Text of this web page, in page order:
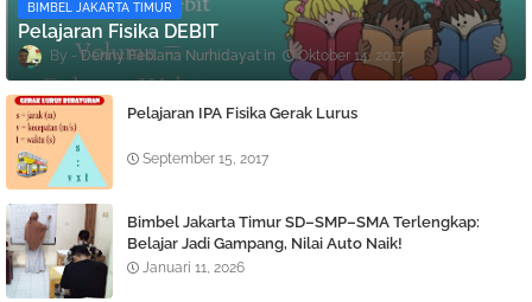
BIMBEL JAKARTA TIMUR
Pelajaran Fisika DEBIT
Denny Febiana Nurhidayat Oktober 14, 2017
Pelajaran IPA Fisika Gerak Lurus
September 15, 2017
Bimbel Jakarta Timur SD–SMP–SMA Terlengkap:
Belajar Jadi Gampang, Nilai Auto Naik!
Januari 11, 2026